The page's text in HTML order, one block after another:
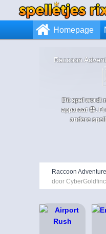
Homepage
Raccoon
Dit spel wordt
apparaat 😞.
andere
Raccoon
door